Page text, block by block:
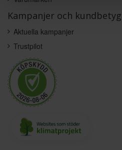
Kampanjer och kundbetyg
Aktuella kampanjer
Trustpilot